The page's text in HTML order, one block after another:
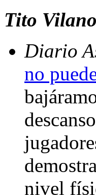
Tito
Diario
no
nivel